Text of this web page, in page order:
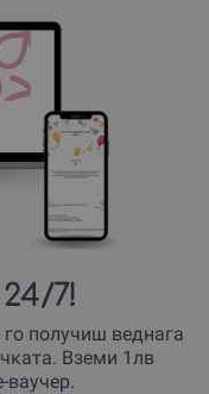
7!
получиш веднага
Вземи 1лв
ваучер.